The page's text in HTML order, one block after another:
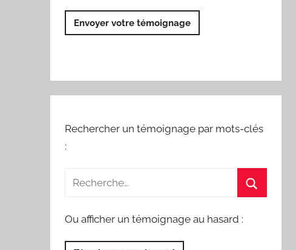
Envoyer votre témoignage
Rechercher un témoignage par mots-clés
:
Ou afficher un témoignage au hasard :